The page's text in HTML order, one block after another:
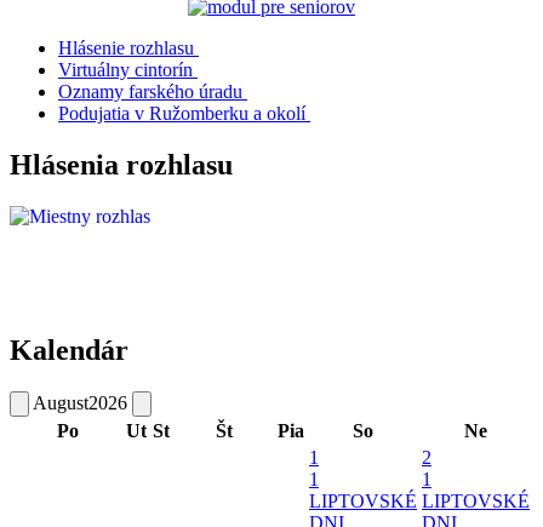
Hlásenie rozhlasu
Virtuálny cintorín
Oznamy farského úradu
Podujatia v Ružomberku a okolí
Hlásenia rozhlasu
Kalendár
August2026
Po
Ut St Št Pia So
Ne
1
1
LIPTOVSKÉ
DNI
2
1
LIPTOVSKÉ
DNI